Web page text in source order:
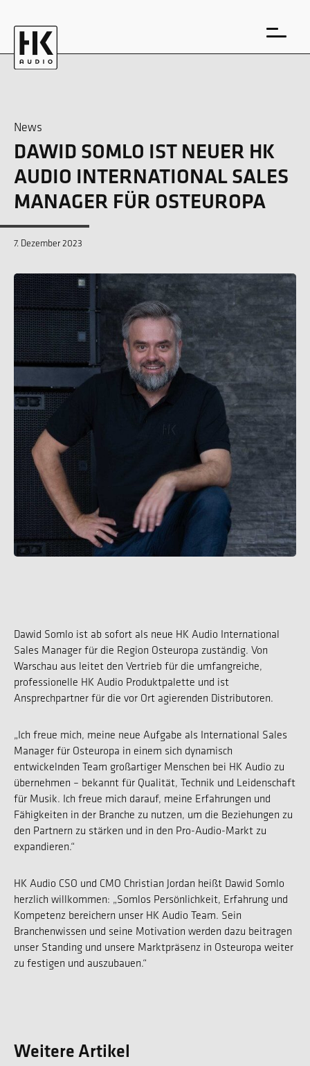
EN DE
News
DAWID SOMLO IST NEUER HK
AUDIO INTERNATIONAL SALES
MANAGER FÜR OSTEUROPA
7. Dezember 2023
Dawid Somlo ist ab sofort als neue HK Audio International
Sales Manager für die Region Osteuropa zuständig. Von
Warschau aus leitet den Vertrieb für die umfangreiche,
professionelle HK Audio Produktpalette und ist
Ansprechpartner für die vor Ort agierenden Distributoren.
„Ich freue mich, meine neue Aufgabe als International Sales
Manager für Osteuropa in einem sich dynamisch
entwickelnden Team großartiger Menschen bei HK Audio zu
übernehmen – bekannt für Qualität, Technik und Leidenschaft
für Musik. Ich freue mich darauf, meine Erfahrungen und
Fähigkeiten in der Branche zu nutzen, um die Beziehungen zu
den Partnern zu stärken und in den Pro-Audio-Markt zu
expandieren.“
HK Audio CSO und CMO Christian Jordan heißt Dawid Somlo
herzlich willkommen: „Somlos Persönlichkeit, Erfahrung und
Kompetenz bereichern unser HK Audio Team. Sein
Branchenwissen und seine Motivation werden dazu beitragen
unser Standing und unsere Marktpräsenz in Osteuropa weiter
zu festigen und auszubauen.“
Weitere Artikel